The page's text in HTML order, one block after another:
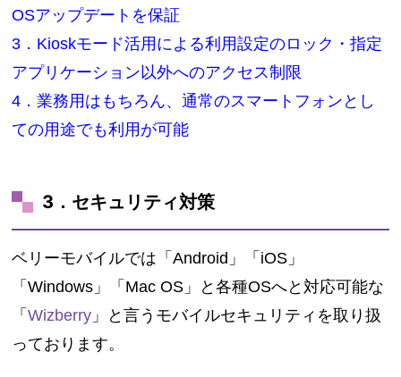
OSアップデートを保証
3．Kioskモード活用による利用設定のロック・指定
アプリケーション以外へのアクセス制限
4．業務用はもちろん、通常のスマートフォンとし
ての用途でも利用が可能
3．セキュリティ対策
ベリーモバイルでは「Android」「iOS」
「Windows」「Mac OS」と各種OSへと対応可能な
「Wizberry 」と言うモバイルセキュリティを取り扱
っております。